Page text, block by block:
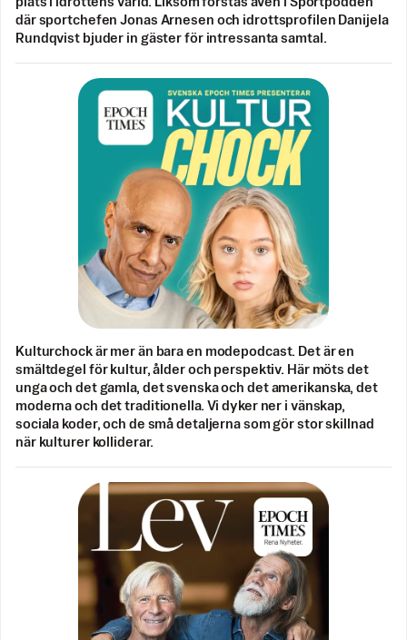
där sportchefen Jonas Arnesen och idrottsprofilen Danijela
Rundqvist bjuder in gäster för intressanta samtal.
Kulturchock är mer än bara en modepodcast. Det är en
smältdegel för kultur, ålder och perspektiv. Här möts det
unga och det gamla, det svenska och det amerikanska, det
moderna och det traditionella. Vi dyker ner i vänskap,
sociala koder, och de små detaljerna som gör stor skillnad
när kulturer kolliderar.